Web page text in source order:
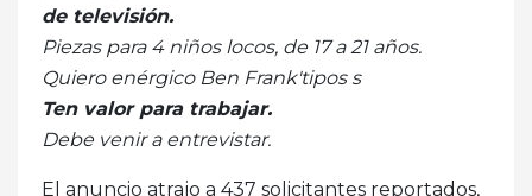
de televisión.
Piezas para 4 niños locos, de 17 a 21 años.
Quiero enérgico Ben Frank'tipos s
Ten valor para trabajar.
Debe venir a entrevistar.
El anuncio atrajo a 437 solicitantes reportados,